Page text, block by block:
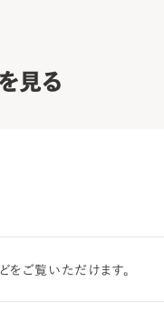
見る
をご覧いただけます。